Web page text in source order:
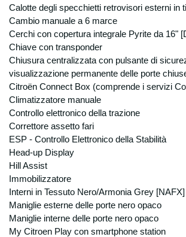
Calotte degli specchietti retrovisori esterni in
Cambio manuale a 6 marce
Cerchi con copertura integrale Pyrite da 16"
Chiave con transponder
Chiusura centralizzata con pulsante di
visualizzazione permanente delle porte
Citroën Connect Box (comprende i servizi
Climatizzatore manuale
Controllo elettronico della trazione
Correttore assetto fari
ESP - Controllo Elettronico della Stabilità
Head-up Display
Hill Assist
Immobilizzatore
Interni in Tessuto Nero/Armonia Grey [NAFX]
Maniglie esterne delle porte nero opaco
Maniglie interne delle porte nero opaco
My Citroen Play con smartphone station